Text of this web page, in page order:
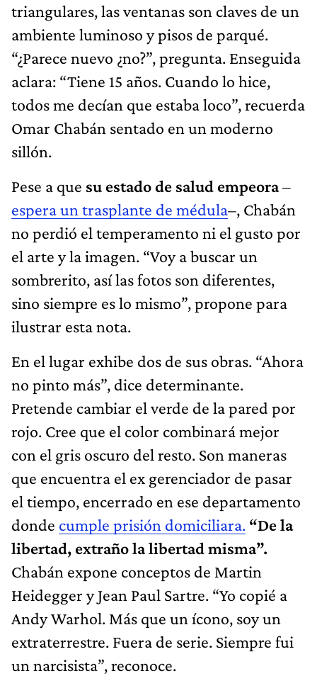
triangulares, las ventanas son claves de un
ambiente luminoso y pisos de parqué.
“¿Parece nuevo ¿no?”, pregunta. Enseguida
aclara: “Tiene 15 años. Cuando lo hice,
todos me decían que estaba loco”, recuerda
Omar Chabán sentado en un moderno
sillón.
Pese a que su estado de salud empeora–
espera un trasplante de médula–, Chabán
no perdió el temperamento ni el gusto por
el arte y la imagen. “Voy a buscar un
sombrerito, así las fotos son diferentes,
sino siempre es lo mismo”, propone para
ilustrar esta nota.
En el lugar exhibe dos de sus obras. “Ahora
no pinto más”, dice determinante.
Pretende cambiar el verde de la pared por
rojo. Cree que el color combinará mejor
con el gris oscuro del resto. Son maneras
que encuentra el ex gerenciador de pasar
el tiempo, encerrado en ese departamento
donde cumple prisión domiciliara. “De la
libertad, extraño la libertad misma”.
Chabán expone conceptos de Martin
Heidegger y Jean Paul Sartre. “Yo copié a
Andy Warhol. Más que un ícono, soy un
extraterrestre. Fuera de serie. Siempre fui
un narcisista”, reconoce.